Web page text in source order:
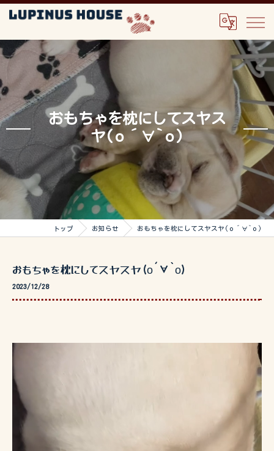
おもちゃを枕にしてスヤス
ヤ(о´∀`о)
トップ お知らせ おもちゃを枕にしてスヤスヤ(о´∀`о)
おもちゃを枕にしてスヤスヤ(о´∀`о)
2023/12/28